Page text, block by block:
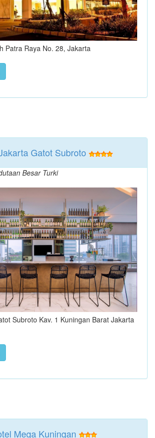
Patra Raya No. 28, Jakarta
Gatot Subroto
Besar Turki
Subroto Kav. 1 Kuningan Barat Jakarta
Mega Kuningan